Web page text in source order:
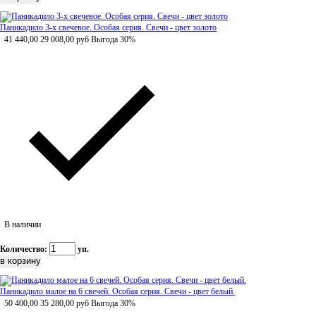
Паникадило 3-х свечевое. Особая серия. Свечи - цвет золото
41 440,00 29 008,00 руб Выгода 30%
В наличии
Количество: уп.
Паникадило малое на 6 свечей. Особая серия. Свечи - цвет белый.
50 400,00 35 280,00 руб Выгода 30%